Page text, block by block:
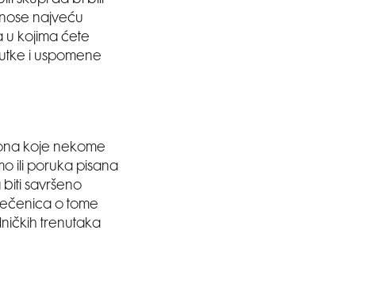
najveću
u kojima ćete
i uspomene
koje nekome
ili poruka pisana
savršeno
o tome
trenutaka